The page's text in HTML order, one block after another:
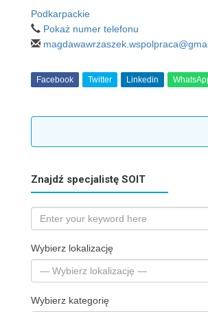
Podkarpackie
Pokaż numer telefonu
Facebook Twitter Linkedin
Znajdź specjalistę SOIT
Wybierz lokalizację
Wybierz kategorię